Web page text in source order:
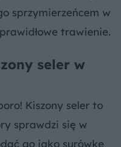
sprzymierzeńcem w
trawienie.
seler w
Kiszony seler to
sprawdzi się w
go jako surówkę